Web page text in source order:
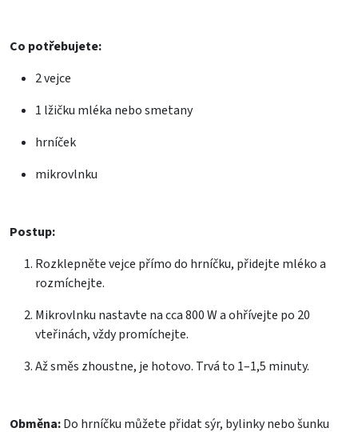
Co potřebujete:
2vejce
1 lžičku mléka nebo smetany
hrníček
mikrovlnku
Postup:
Rozklepněte vejce přímo do hrníčku, přidejte mléko a
rozmíchejte.
Mikrovlnku nastavte na cca 800 W a ohřívejte po 20
vteřinách, vždy promíchejte.
Až směs zhoustne, je hotovo. Trvá to 1–1,5 minuty.
Obměna:Do hrníčku můžete přidat sýr, bylinky nebo šunku